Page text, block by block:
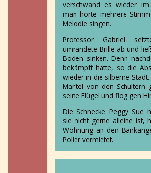
verschwand es wieder
man hörte mehrere
Melodie singen.
Professor Gabriel
umrandete Brille ab und
Boden sinken. Denn
bekämpft hatte, so die
wieder in die silberne
Mantel von den Schultern
seine Flügel und flog gen
Die Schnecke Peggy Sue
sie nicht gerne alleine ist,
Wohnung an den
Poller vermietet.